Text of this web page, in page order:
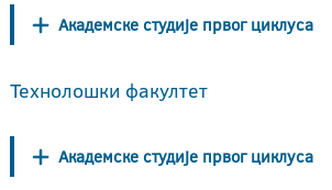
Академске студије првог циклуса
Технолошки факултет
Академске студије првог циклуса